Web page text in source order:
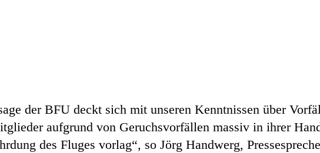
der BFU deckt sich mit unseren Kenntnissen über
aufgrund von Geruchsvorfällen massiv in ihrer
des Fluges vorlag“, so Jörg Handwerg,